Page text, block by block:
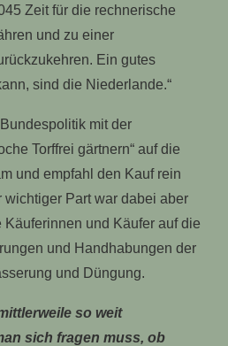
Zeit für die rechnerische
und zu einer
Ein gutes
sind die Niederlande.“
mit der
Torffrei gärtnern“ auf die
und empfahl den Kauf rein
wichtiger Part war dabei aber
und Käufer auf die
und Handhabungen der
und Düngung.
so weit
sich fragen muss, ob